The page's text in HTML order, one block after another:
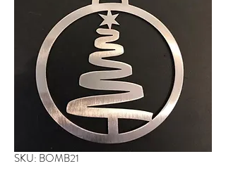
SKU: BOMB21